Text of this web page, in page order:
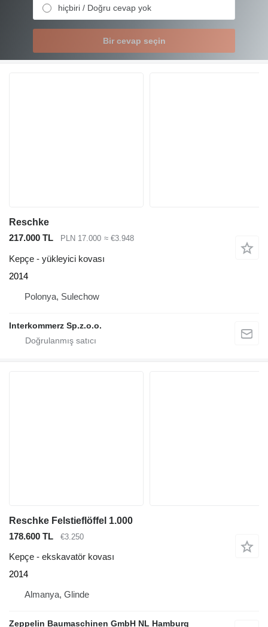
hiçbiri / Doğru cevap yok
Bir cevap seçin
Reschke
217.000 TL
PLN 17.000 ≈ €3.948
Kepçe - yükleyici kovası
2014
Polonya, Sulechow
Interkommerz Sp.z.o.o.
Reschke Felstieflöffel 1.000
178.600 TL
€3.250
Kepçe - ekskavatör kovası
2014
Almanya, Glinde
Zeppelin Baumaschinen GmbH NL Hamburg